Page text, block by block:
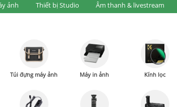
ảnh Thiết bị Studio Âm thanh & livestream
Túi đựng máy ảnh Máy in ảnh Kính lọc